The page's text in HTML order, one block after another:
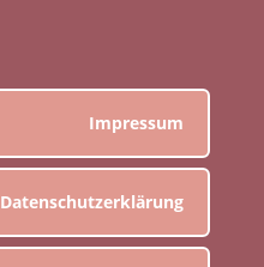
Impressum
Datenschutzerklärung